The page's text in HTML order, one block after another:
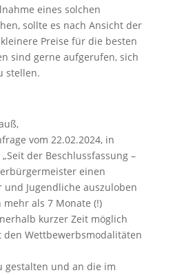
eines solchen
sollte es nach Ansicht der
kleinere Preise für die besten
sind gerne aufgerufen, sich
stellen.
vom 22.02.2024, in
der Beschlussfassung –
einen
Jugendliche auszuloben
als 7 Monate (!)
kurzer Zeit möglich
den Wettbewerbsmodalitäten
gestalten und an die im